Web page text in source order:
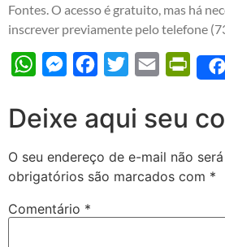
Fontes. O acesso é gratuito, mas há
inscrever previamente pelo telefone
WhatsAppMessengerFacebook
Twitter Email
Deixe aqui seu
O seu endereço de e-mail não
obrigatórios são marcados com *
Comentário *